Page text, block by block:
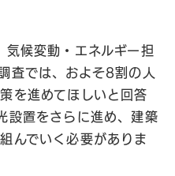
気候変動・エネルギー担
査では、およそ8割の人
を進めてほしいと回答
設置をさらに進め、建築
んでいく必要がありま